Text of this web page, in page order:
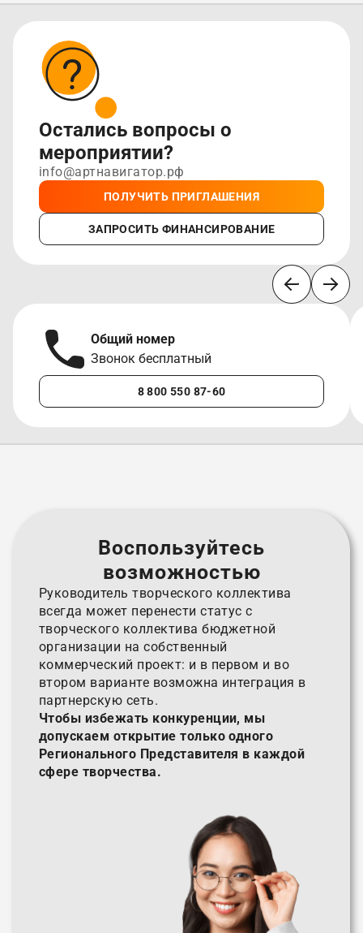
Остались вопросы о
мероприятии?
info@артнавигатор.рф
ПОЛУЧИТЬ ПРИГЛАШЕНИЯ
ЗАПРОСИТЬ ФИНАНСИРОВАНИЕ
Общий номер
Звонок бесплатный
8 800 550 87-60
Воспользуйтесь
возможностью
Руководитель творческого коллектива
всегда может перенести статус с
творческого коллектива бюджетной
организации на собственный
коммерческий проект: и в первом и во
втором варианте возможна интеграция в
партнерскую сеть.
Чтобы избежать конкуренции, мы
допускаем открытие только одного
Регионального Представителя в каждой
сфере творчества.